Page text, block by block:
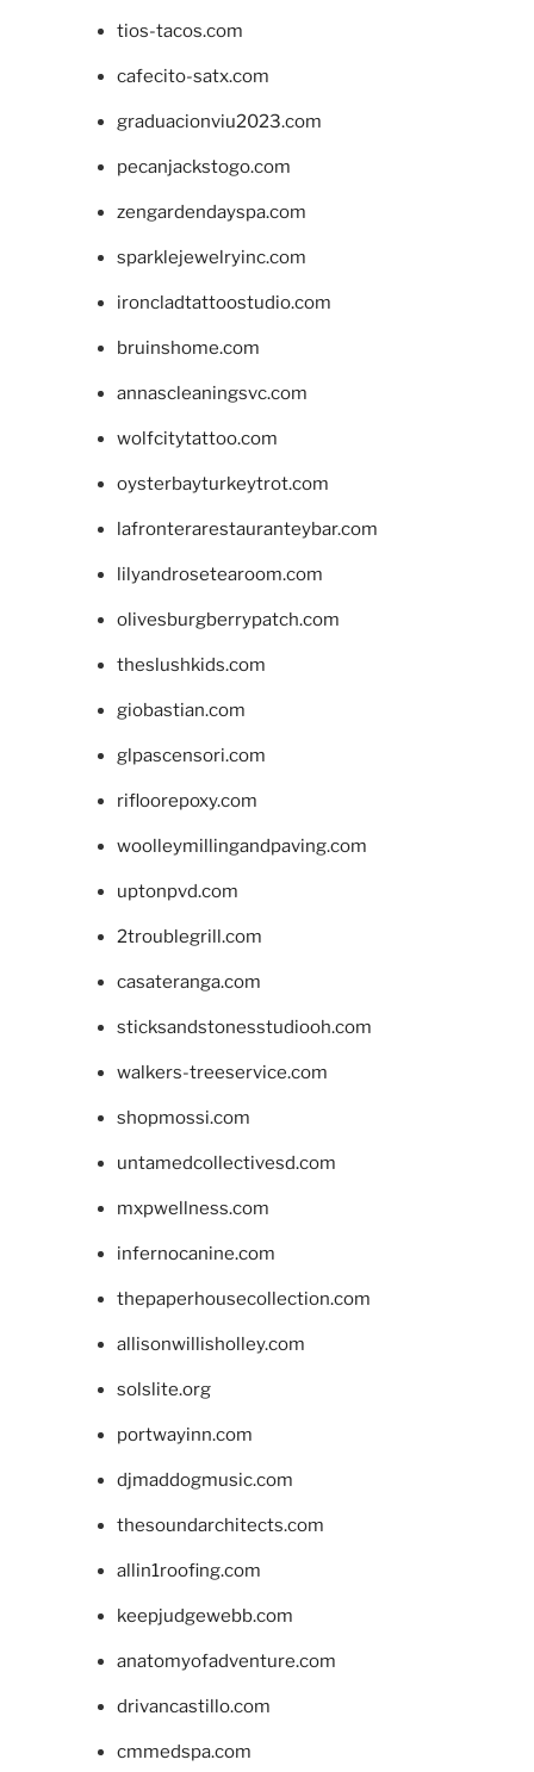
tios-tacos.com
cafecito-satx.com
graduacionviu2023.com
pecanjackstogo.com
zengardendayspa.com
sparklejewelryinc.com
ironcladtattoostudio.com
bruinshome.com
annascleaningsvc.com
wolfcitytattoo.com
oysterbayturkeytrot.com
lafronterarestauranteybar.com
lilyandrosetearoom.com
olivesburgberrypatch.com
theslushkids.com
giobastian.com
glpascensori.com
rifloorepoxy.com
woolleymillingandpaving.com
uptonpvd.com
2troublegrill.com
casateranga.com
sticksandstonesstudiooh.com
walkers-treeservice.com
shopmossi.com
untamedcollectivesd.com
mxpwellness.com
infernocanine.com
thepaperhousecollection.com
allisonwillisholley.com
solslite.org
portwayinn.com
djmaddogmusic.com
thesoundarchitects.com
allin1roofing.com
keepjudgewebb.com
anatomyofadventure.com
drivancastillo.com
cmmedspa.com